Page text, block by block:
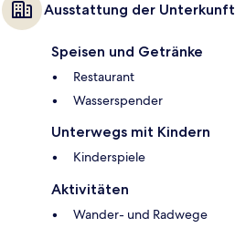
Ausstattung der Unterkunft
Speisen und Getränke
Restaurant
Wasserspender
Unterwegs mit Kindern
Kinderspiele
Aktivitäten
Wander- und Radwege